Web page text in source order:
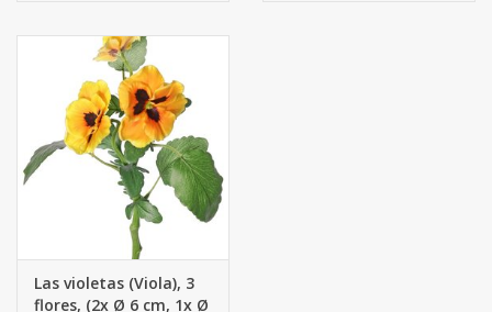
Las violetas (Viola), 3
flores, (2x Ø 6 cm, 1x Ø